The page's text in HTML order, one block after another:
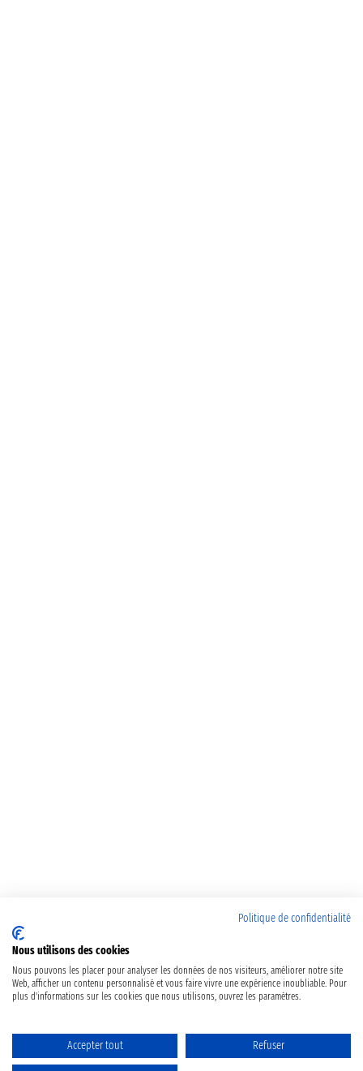
Politique de confidentialité
Nous utilisons des cookies
Nous pouvons les placer pour analyser les données de nos visiteurs, améliorer notre site
Web, afficher un contenu personnalisé et vous faire vivre une expérience inoubliable. Pour
plus d'informations sur les cookies que nous utilisons, ouvrez les paramètres.
Accepter tout Refuser